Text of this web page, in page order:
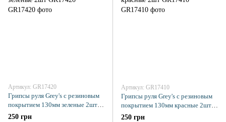
Артикул: GR17420
Грипсы руля Grey's с резиновым
покрытием 130мм зеленые 2шт
GR17420
250 грн
Артикул: GR17410
Грипсы руля Grey's с резиновым
покрытием 130мм красные 2шт
GR17410
250 грн